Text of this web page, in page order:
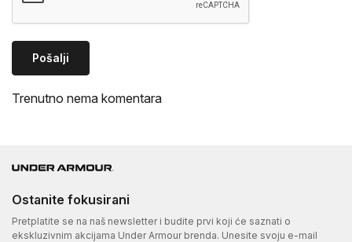
Pošalji
Trenutno nema komentara
Ostanite fokusirani
Pretplatite se na naš newsletter i budite prvi koji će saznati o
ekskluzivnim akcijama Under Armour brenda. Unesite svoju e-mail